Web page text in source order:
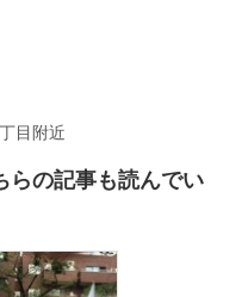
目附近
らの記事も読んでい